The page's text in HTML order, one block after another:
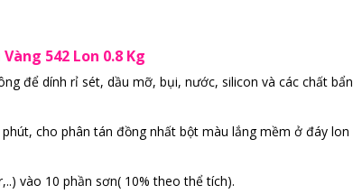
542 Lon 0.8 Kg
để dính rỉ sét, dầu mỡ, bụi, nước, silicon và các chất bẩn
cho phân tán đồng nhất bột màu lắng mềm ở đáy lon
vào 10 phần sơn( 10% theo thể tích).